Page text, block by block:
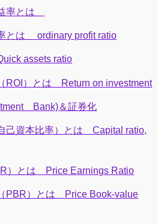
率とは
とは ordinary profit ratio
assets ratio
ROI）とは Return on investment
Bank)＆証券化
己資本比率）とは Capital ratio,
）とは Price Earnings Ratio
PBR）とは Price Book-value